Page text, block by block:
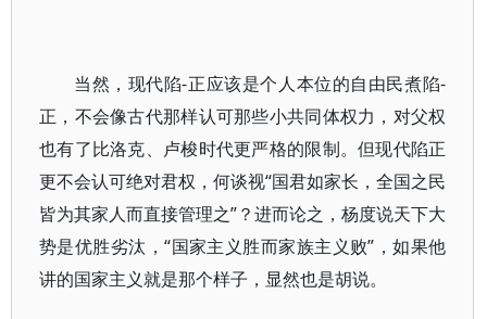
当然，现代陷-正应该是个人本位的自由民煮陷-
正，不会像古代那样认可那些小共同体权力，对父权
也有了比洛克、卢梭时代更严格的限制。但现代陷正
更不会认可绝对君权，何谈视“国君如家长，全国之民
皆为其家人而直接管理之”？进而论之，杨度说天下大
势是优胜劣汰，“国家主义胜而家族主义败”，如果他
讲的国家主义就是那个样子，显然也是胡说。